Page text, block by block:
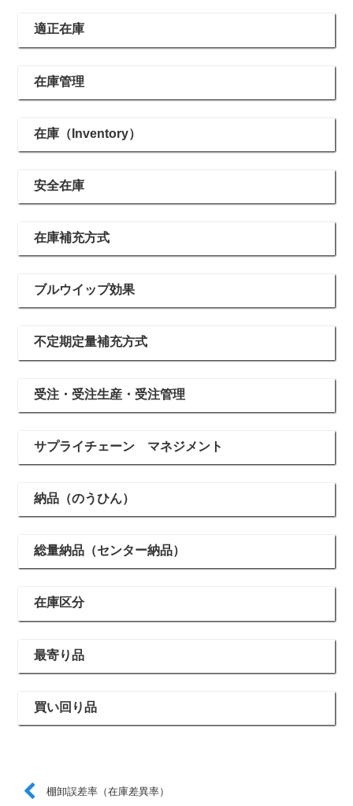
適正在庫
在庫管理
在庫（Inventory）
安全在庫
在庫補充方式
ブルウイップ効果
不定期定量補充方式
受注・受注生産・受注管理
サプライチェーン マネジメント
納品（のうひん）
総量納品（センター納品）
在庫区分
最寄り品
買い回り品
棚卸誤差率（在庫差異率）